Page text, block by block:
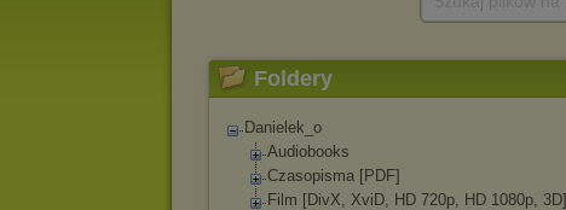
Foldery
Danielek_o
Audiobooks
Czasopisma [PDF]
Film [DivX, XviD, HD 720p, HD 1080p, 3D]